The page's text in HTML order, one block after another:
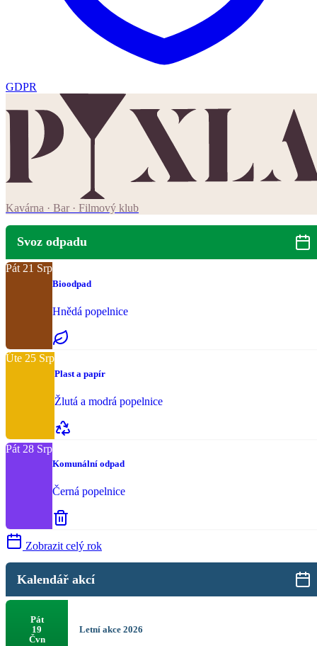
GDPR
Kavárna · Bar · Filmový klub
Svoz odpadu
Pát 21 Srp
Bioodpad
Hnědá popelnice
Úte 25 Srp
Plast a papír
Žlutá a modrá popelnice
Pát 28 Srp
Komunální odpad
Černá popelnice
Zobrazit celý rok
Kalendář akcí
Pát
19
Čvn
Letní akce 2026